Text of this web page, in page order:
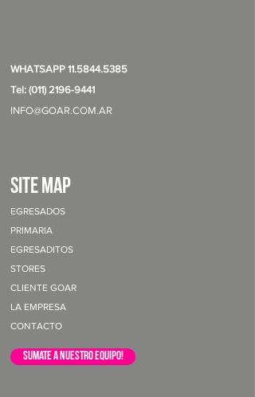
WHATSAPP 11.5844.5385
Tel: (011) 2196-9441
INFO@GOAR.COM.AR
site map
EGRESADOS
PRIMARIA
EGRESADITOS
STORES
CLIENTE GOAR
LA EMPRESA
CONTACTO
sumate a nuestro equipo!